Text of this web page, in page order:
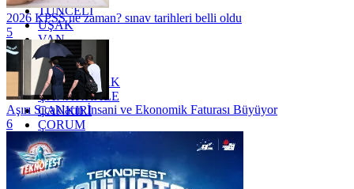
TUNCELİ
UŞAK
VAN
YALOVA
YOZGAT
ZONGULDAK
ÇANAKKALE
ÇANKIRI
ÇORUM
İSTANBUL
İZMİR
ŞANLIURFA
ŞIRNAK
2026 KPSS ne zaman? sınav tarihleri belli oldu
5
Aşırı Sıcakların İnsani ve Ekonomik Faturası Büyüyor
6